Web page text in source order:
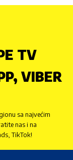
TV
VIBER
sa najvećim
nas i na
TikTok!